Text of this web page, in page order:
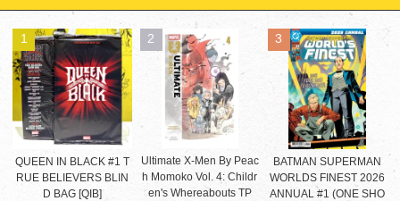
1
QUEEN IN BLACK #1 T
RUE BELIEVERS BLIN
D BAG [QIB]
2
Ultimate X-Men By Peac
h Momoko Vol. 4: Childr
en's Whereabouts TP
3
BATMAN SUPERMAN
WORLDS FINEST 2026
ANNUAL #1 (ONE SHO